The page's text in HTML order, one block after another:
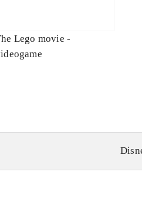
Lego movie -